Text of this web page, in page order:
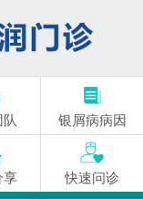
队 银屑病病因
享 快速问诊